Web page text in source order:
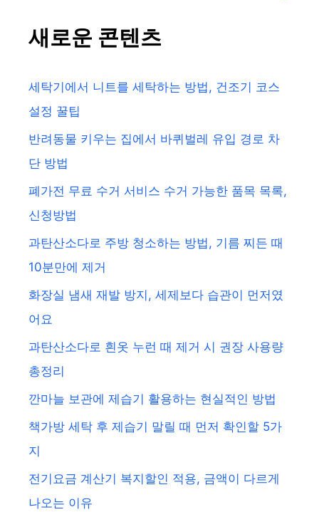
새로운 콘텐츠
세탁기에서 니트를 세탁하는 방법, 건조기 코스
설정 꿀팁
반려동물 키우는 집에서 바퀴벌레 유입 경로 차
단 방법
폐가전 무료 수거 서비스 수거 가능한 품목 목록,
신청방법
과탄산소다로 주방 청소하는 방법, 기름 찌든 때
10분만에 제거
화장실 냄새 재발 방지, 세제보다 습관이 먼저였
어요
과탄산소다로 흰옷 누런 때 제거 시 권장 사용량
총정리
깐마늘 보관에 제습기 활용하는 현실적인 방법
책가방 세탁 후 제습기 말릴 때 먼저 확인할 5가
지
전기요금 계산기 복지할인 적용, 금액이 다르게
나오는 이유